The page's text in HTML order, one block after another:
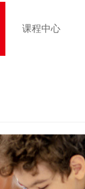
课程中心